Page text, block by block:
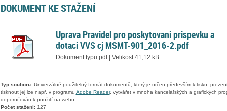
DOKUMENT KE STAŽENÍ
Uprava Pravidel pro poskytovani prispevku a
dotaci VVS cj MSMT-901_2016-2.pdf
Dokument typu pdf | Velikost 41,12 kB
Typ souboru:Univerzálně použitelný formát dokumentů, který je určen především k tisku,
tisknout jej lze např. v programu Adobe Reader, vytvářet v mnoha kancelářských a grafických
doporučován k použití na webu.
Počet stažení:127